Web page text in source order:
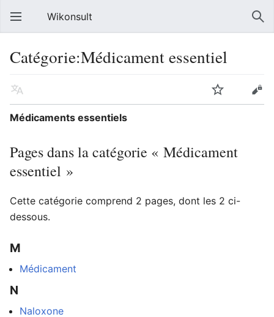
Wikonsult
Catégorie:Médicament essentiel
Médicaments essentiels
Pages dans la catégorie « Médicament
essentiel »
Cette catégorie comprend 2 pages, dont les 2 ci-
dessous.
M
Médicament
N
Naloxone